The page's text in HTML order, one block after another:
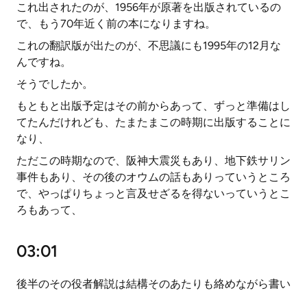
これ出されたのが、1956年が原著を出版されているの
で、もう70年近く前の本になりますね。
これの翻訳版が出たのが、不思議にも1995年の12月な
んですね。
そうでしたか。
もともと出版予定はその前からあって、ずっと準備はし
てたんだけれども、たまたまこの時期に出版することに
なり、
ただこの時期なので、阪神大震災もあり、地下鉄サリン
事件もあり、その後のオウムの話もありっていうところ
で、やっぱりちょっと言及せざるを得ないっていうとこ
ろもあって、
03:01
後半のその役者解説は結構そのあたりも絡めながら書い